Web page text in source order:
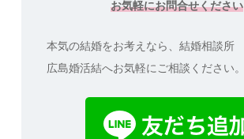
お気軽にお問合せください
本気の結婚をお考えなら、結婚相談所
広島婚活結へお気軽にご相談ください。